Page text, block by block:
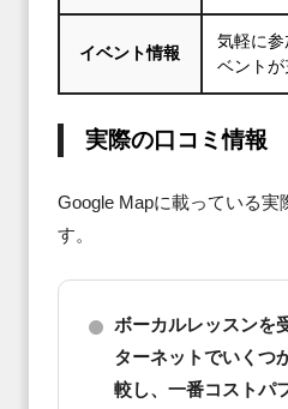
イベント情報
気軽に
ベントが
実際の口コミ情報
Google Mapに載っている実
す。
ボーカルレッスンを
ターネットでいくつ
較し、一番コストパ